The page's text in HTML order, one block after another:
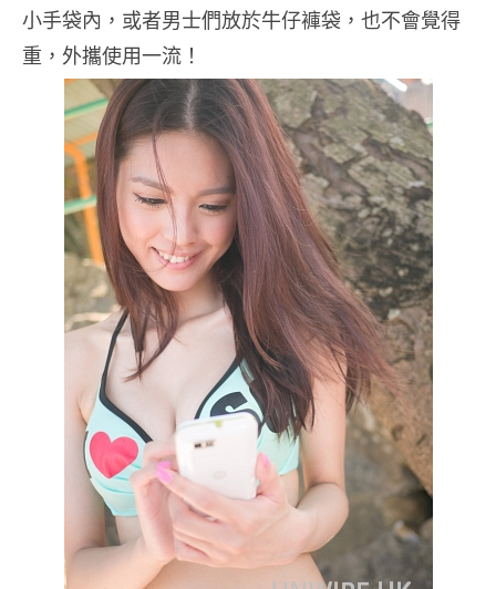
小手袋內，或者男士們放於牛仔褲袋，也不會覺得
重，外攜使用一流！